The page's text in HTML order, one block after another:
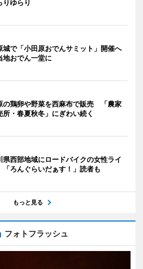
りゆらり
城で「小田原おでんサミット」開催へ
地おでん一堂に
の鶏卵や野菜を西麻布で販売 「農家
所・春夏秋冬」にぎわい続く
県西部地域にロードバイクの女性ライ
ろんぐらいだぁす！」読者も
もっと見る
フォトフラッシュ